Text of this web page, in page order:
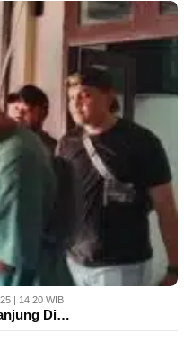
| 14:20 WIB
Di…